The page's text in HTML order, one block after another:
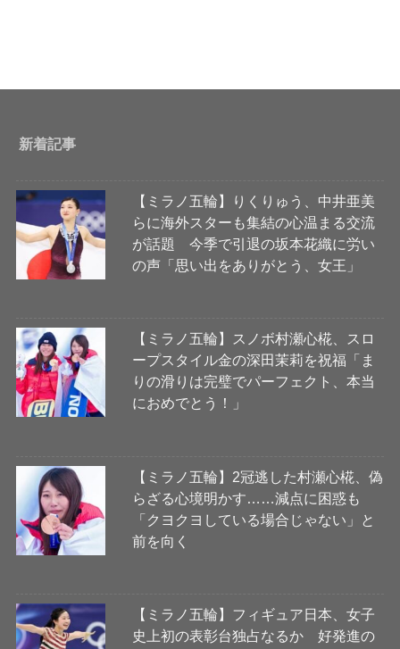
新着記事
【ミラノ五輪】りくりゅう、中井亜美
らに海外スターも集結の心温まる交流
が話題 今季で引退の坂本花織に労い
の声「思い出をありがとう、女王」
【ミラノ五輪】スノボ村瀬心椛、スロ
ープスタイル金の深田茉莉を祝福「ま
りの滑りは完璧でパーフェクト、本当
におめでとう！」
【ミラノ五輪】2冠逃した村瀬心椛、偽
らざる心境明かす……減点に困惑も
「クヨクヨしている場合じゃない」と
前を向く
【ミラノ五輪】フィギュア日本、女子
史上初の表彰台独占なるか 好発進の